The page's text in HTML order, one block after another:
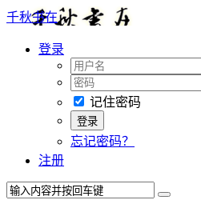
千秋书在
登录
记住密码
忘记密码？
注册